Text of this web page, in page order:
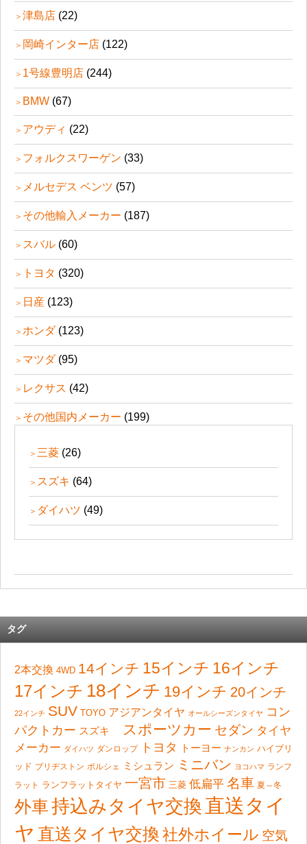
津島店 (22)
岡崎インター店 (122)
1号線豊明店 (244)
BMW (67)
アウディ (22)
フォルクスワーゲン (33)
メルセデス ベンツ (57)
その他輸入メーカー (187)
スバル (60)
トヨタ (320)
日産 (123)
ホンダ(123)
マツダ(95)
レクサス (42)
その他国内メーカー (199)
三菱 (26)
スズキ (64)
ダイハツ (49)
タグ
2本交換 4WD 14インチ 15インチ 16インチ
17インチ 18インチ 19インチ 20インチ
22インチ SUV TOYO アジアンタイヤ オールシーズンタイヤ コン
パクトカー スズキ スポーツカー セダン タイヤ
メーカー ダイハツ ダンロップ トヨタ トーヨー ナンカン ハイブリ
ッド ブリヂストン ポルシェ ミシュラン ミニバン ヨコハマ ランフ
ラット ランフラットタイヤ 一宮市 三菱 低扁平 名車 夏⇔冬
外車持込みタイヤ交換 直送タイ
ヤ 直送タイヤ交換社外ホイール 空気